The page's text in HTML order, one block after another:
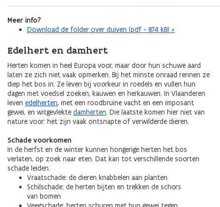
Meer info?
Download de folder over duiven (pdf - 874 kB) >
Edelhert en damhert
Herten komen in heel Europa voor, maar door hun schuwe aard
laten ze zich niet vaak opmerken. Bij het minste onraad rennen ze
diep het bos in. Ze leven bij voorkeur in roedels en vullen hun
dagen met voedsel zoeken, kauwen en herkauwen. In Vlaanderen
leven edelherten, met een roodbruine vacht en een imposant
gewei, en witgevlekte damherten. Die laatste komen hier niet van
nature voor: het zijn vaak ontsnapte of verwilderde dieren.
Schade voorkomen
In de herfst en de winter kunnen hongerige herten het bos
verlaten, op zoek naar eten. Dat kan tot verschillende soorten
schade leiden.
Vraatschade: de dieren knabbelen aan planten
Schilschade: de herten bijten en trekken de schors
van bomen